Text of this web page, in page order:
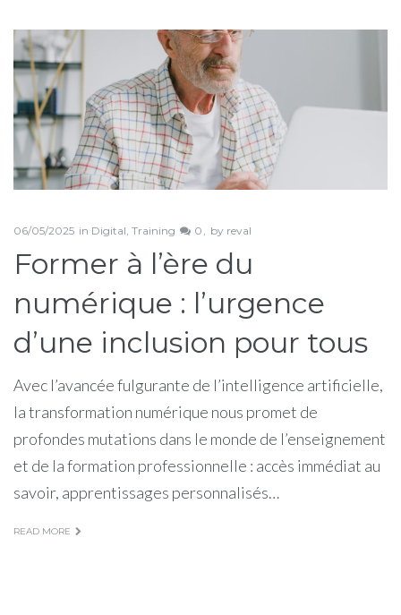
Étiquette :
former
06/05/2025 in Digital Training 0 by reval
Former à l’ère du
numérique : l’urgence
d’une inclusion pour tous
Avec l’avancée fulgurante de l’intelligence artificielle,
la transformation numérique nous promet de
profondes mutations dans le monde de l’enseignement
et de la formation professionnelle : accès immédiat au
savoir, apprentissages personnalisés…
READ MORE